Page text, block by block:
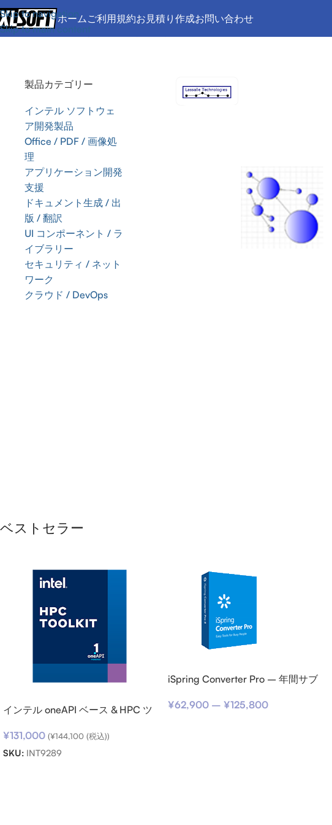
Skip to navigation
Skip to main content
ホーム ご利用規約お見積り作成お問い合わせ
ホーム/UI コンポーネント / ライブラリー
製品カテゴリー
インテル ソフトウェ
ア開発製品
Office / PDF / 画像処
理
アプリケーション開発
支援
ドキュメント生成 / 出
版 / 翻訳
UI コンポーネント / ラ
イブラリー
セキュリティ / ネット
ワーク
クラウド / DevOps
ベストセラー
インテル oneAPI ベース & HPC ツ
(期限内更新用)
¥131,000 (¥144,100 (税込))
SKU: INT9289
iSpring Converter Pro – 年間サブ
¥62,900 – ¥125,800